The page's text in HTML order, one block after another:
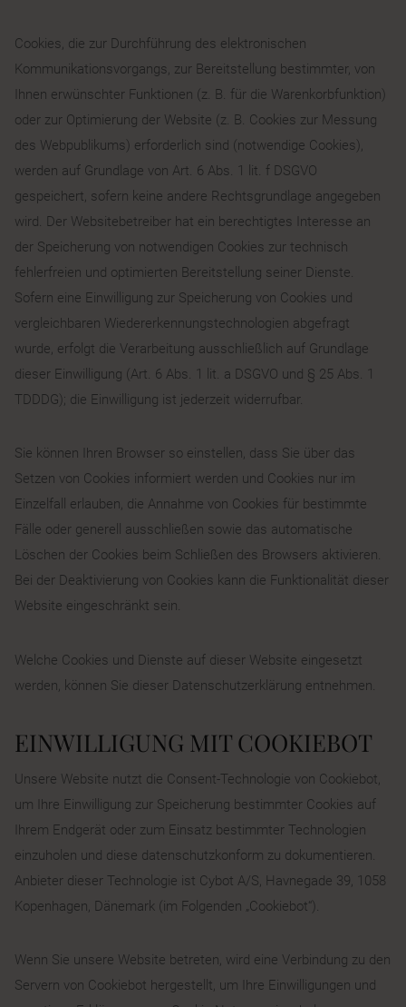
Cookies, die zur Durchführung des elektronischen
Kommunikationsvorgangs, zur Bereitstellung bestimmter, von
Ihnen erwünschter Funktionen (z. B. für die Warenkorbfunktion)
oder zur Optimierung der Website (z. B. Cookies zur Messung
des Webpublikums) erforderlich sind (notwendige Cookies),
werden auf Grundlage von Art. 6 Abs. 1 lit. f DSGVO
gespeichert, sofern keine andere Rechtsgrundlage angegeben
wird. Der Websitebetreiber hat ein berechtigtes Interesse an
der Speicherung von notwendigen Cookies zur technisch
fehlerfreien und optimierten Bereitstellung seiner Dienste.
Sofern eine Einwilligung zur Speicherung von Cookies und
vergleichbaren Wiedererkennungstechnologien abgefragt
wurde, erfolgt die Verarbeitung ausschließlich auf Grundlage
dieser Einwilligung (Art. 6 Abs. 1 lit. a DSGVO und § 25 Abs. 1
TDDDG); die Einwilligung ist jederzeit widerrufbar.
Sie können Ihren Browser so einstellen, dass Sie über das
Setzen von Cookies informiert werden und Cookies nur im
Einzelfall erlauben, die Annahme von Cookies für bestimmte
Fälle oder generell ausschließen sowie das automatische
Löschen der Cookies beim Schließen des Browsers aktivieren.
Bei der Deaktivierung von Cookies kann die Funktionalität dieser
Website eingeschränkt sein.
Welche Cookies und Dienste auf dieser Website eingesetzt
werden, können Sie dieser Datenschutzerklärung entnehmen.
EINWILLIGUNG MIT COOKIEBOT
Unsere Website nutzt die Consent-Technologie von Cookiebot,
um Ihre Einwilligung zur Speicherung bestimmter Cookies auf
Ihrem Endgerät oder zum Einsatz bestimmter Technologien
einzuholen und diese datenschutzkonform zu dokumentieren.
Anbieter dieser Technologie ist Cybot A/S, Havnegade 39, 1058
Kopenhagen, Dänemark (im Folgenden „Cookiebot“).
Wenn Sie unsere Website betreten, wird eine Verbindung zu den
Servern von Cookiebot hergestellt, um Ihre Einwilligungen und